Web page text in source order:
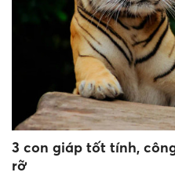
3 con giáp tốt tính,
rỡ